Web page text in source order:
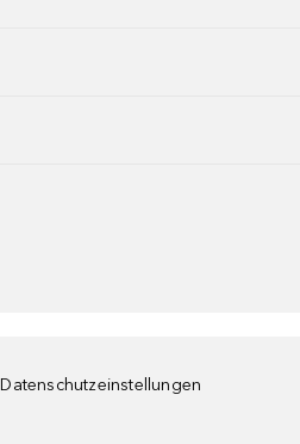
Datenschutzeinstellungen